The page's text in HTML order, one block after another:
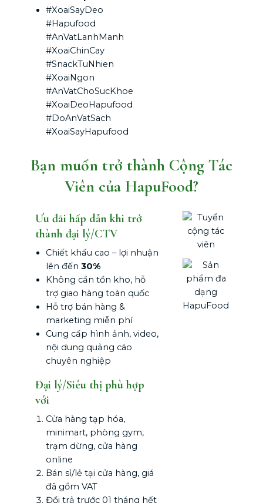
#XoaiSayDeo
#Hapufood
#AnVatLanhManh
#XoaiChinCay
#SnackTuNhien
#XoaiNgon
#AnVatChoSucKhoe
#XoaiDeoHapufood
#DoAnVatSach
#XoaiSayHapufood
Bạn muốn trở thành Cộng Tác
Viên của HapuFood?
Ưu đãi hấp dẫn khi trở
thành đại lý/CTV
Chiết khấu cao – lợi nhuận
lên đến 30%
Không cần tồn kho, hỗ
trợ giao hàng toàn quốc
Hỗ trợ bán hàng &
marketing miễn phí
Cung cấp hình ảnh, video,
nội dung quảng cáo
chuyên nghiệp
Đại lý/Siêu thị phù hợp
với
Cửa hàng tạp hóa,
minimart, phòng gym,
trạm dừng, cửa hàng
online
Bán sỉ/lẻ tại cửa hàng, giá
đã gồm VAT
Đổi trả trước 01 tháng hết